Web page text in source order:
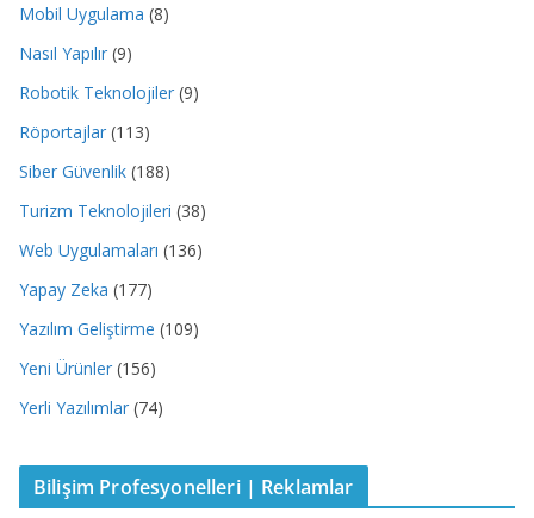
Mobil Uygulama (8)
Nasıl Yapılır (9)
Robotik Teknolojiler (9)
Röportajlar (113)
Siber Güvenlik (188)
Turizm Teknolojileri (38)
Web Uygulamaları (136)
Yapay Zeka (177)
Yazılım Geliştirme (109)
Yeni Ürünler (156)
Yerli Yazılımlar (74)
Bilişim Profesyonelleri | Reklamlar